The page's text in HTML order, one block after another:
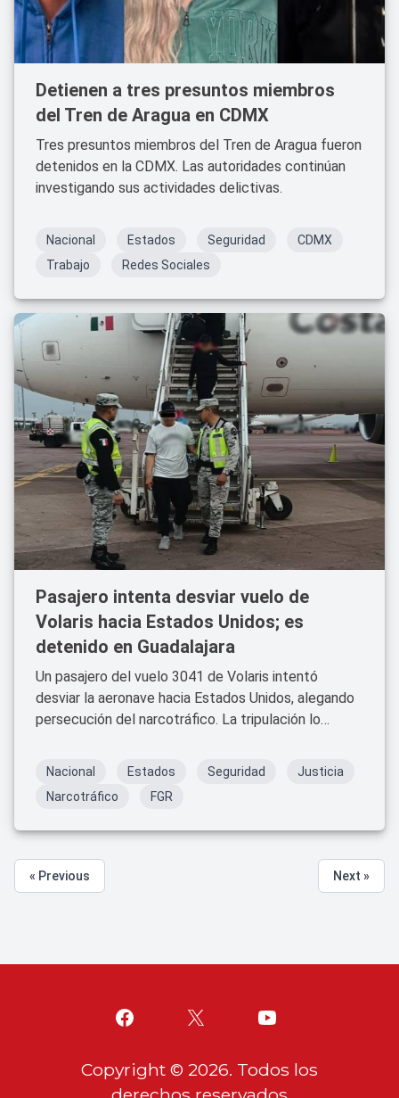
Detienen a tres presuntos miembros
del Tren de Aragua en CDMX
Tres presuntos miembros del Tren de Aragua fueron
detenidos en la CDMX. Las autoridades continúan
investigando sus actividades delictivas.
Nacional Estados Seguridad
CDMX
Trabajo
Redes Sociales
Pasajero intenta desviar vuelo de
Volaris hacia Estados Unidos; es
detenido en Guadalajara
Un pasajero del vuelo 3041 de Volaris intentó
desviar la aeronave hacia Estados Unidos, alegando
persecución del narcotráfico. La tripulación lo
Nacional Estados Seguridad
Justicia
Narcotráfico
FGR
« Previous Next »
Copyright © 2026. Todos los